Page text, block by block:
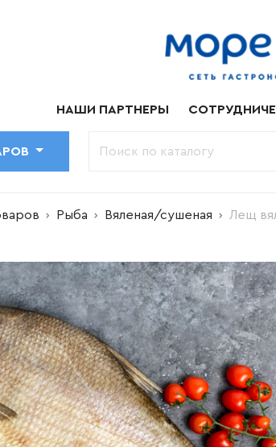
НАШИ ПАРТНЕРЫ
Рыба Вяленая/сушеная Лещ